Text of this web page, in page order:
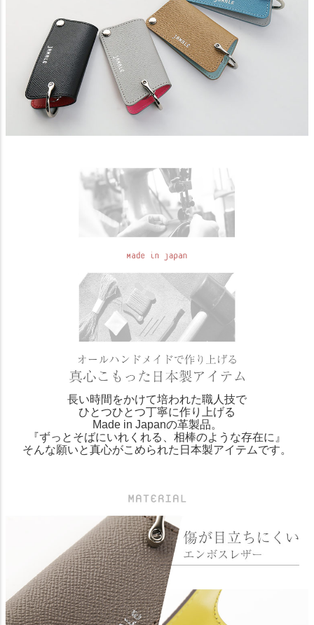
長い時間をかけて培われた職人技で
ひとつひとつ丁寧に作り上げる
Made in Japanの革製品。
『ずっとそばにいれくれる、相棒のような存在に』
そんな願いと真心がこめられた日本製アイテムです。